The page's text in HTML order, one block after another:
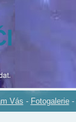
Vás - Fotogalerie -